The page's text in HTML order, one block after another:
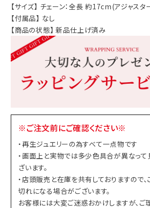
【サイズ】 チェーン：全長 約17cm(アジャスタ
【付属品】 なし
【商品の状態】 新品仕上げ済み
※ご注文前にご確認ください※
・再生ジュエリーの為すべて一点物です
・画面上と実物では多少色具合が異なって
ざいます。
・店頭販売と在庫を共有しておりますので
切れになる場合がございます。
お客様には大変ご迷惑おかけしますが、ご